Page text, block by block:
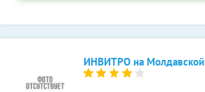
ИНВИТРО на Молдавской